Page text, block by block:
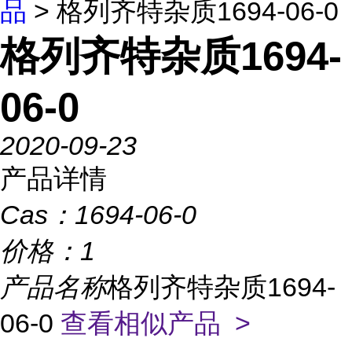
品 > 格列齐特杂质1694-06-0
格列齐特杂质1694-
06-0
2020-09-23
产品详情
Cas： 1694-06-0
价格： 1
产品名称格列齐特杂质1694-
06-0 查看相似产品 >